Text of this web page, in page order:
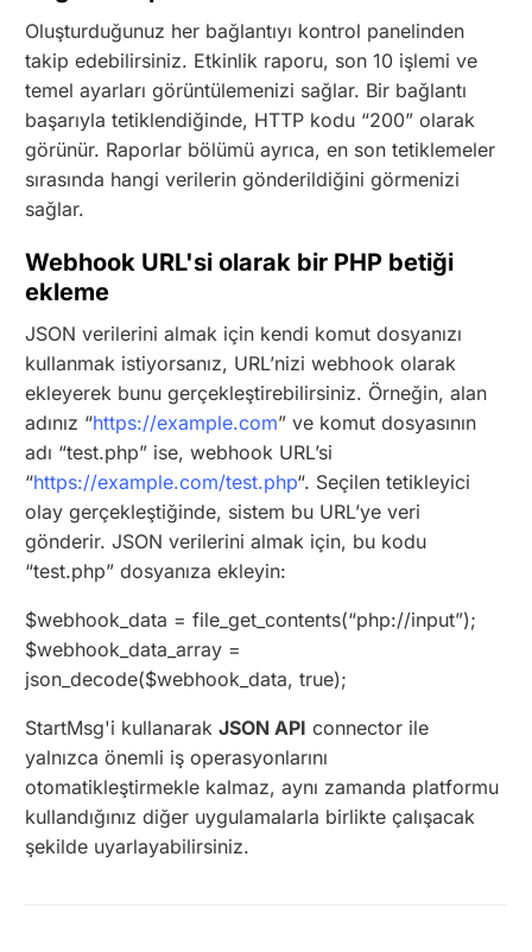
Oluşturduğunuz her bağlantıyı kontrol panelinden
takip edebilirsiniz. Etkinlik raporu, son 10 işlemi ve
temel ayarları görüntülemenizi sağlar. Bir bağlantı
başarıyla tetiklendiğinde, HTTP kodu “200” olarak
görünür. Raporlar bölümü ayrıca, en son tetiklemeler
sırasında hangi verilerin gönderildiğini görmenizi
sağlar.
Webhook URL'si olarak bir PHP betiği
ekleme
JSON verilerini almak için kendi komut dosyanızı
kullanmak istiyorsanız, URL’nizi webhook olarak
ekleyerek bunu gerçekleştirebilirsiniz. Örneğin, alan
adınız “https://example.com” ve komut dosyasının
adı “test.php” ise, webhook URL’si
“https://example.com/test.php“. Seçilen tetikleyici
olay gerçekleştiğinde, sistem bu URL’ye veri
gönderir. JSON verilerini almak için, bu kodu
“test.php” dosyanıza ekleyin:
$webhook_data = file_get_contents(“php://input”);
$webhook_data_array =
json_decode($webhook_data, true);
StartMsg'i kullanarakJSON API connector ile
yalnızca önemli iş operasyonlarını
otomatikleştirmekle kalmaz, aynı zamanda platformu
kullandığınız diğer uygulamalarla birlikte çalışacak
şekilde uyarlayabilirsiniz.